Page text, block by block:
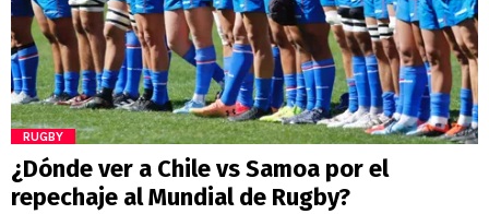
RUGBY
¿Dónde ver a Chile vs Samoa por el
repechaje al Mundial de Rugby?